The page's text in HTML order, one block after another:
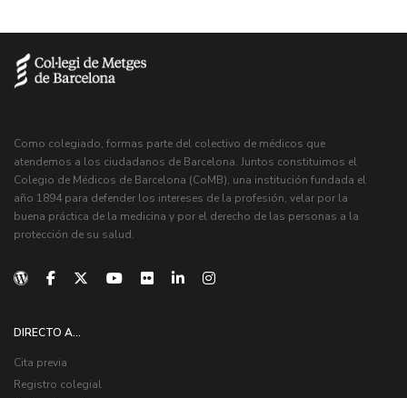
Como colegiado, formas parte del colectivo de médicos que
atendemos a los ciudadanos de Barcelona. Juntos constituimos el
Colegio de Médicos de Barcelona (CoMB), una institución fundada el
año 1894 para defender los intereses de la profesión, velar por la
buena práctica de la medicina y por el derecho de las personas a la
protección de su salud.
DIRECTO A...
Cita previa
Registro colegial